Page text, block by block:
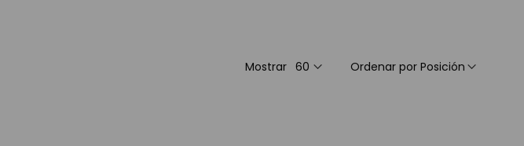
Ordenar por
Mostrar